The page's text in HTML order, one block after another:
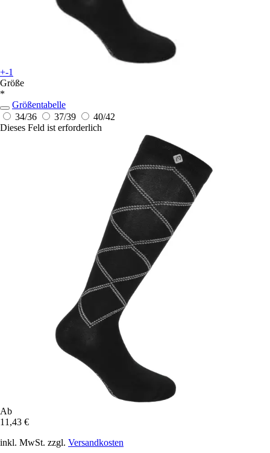
+-1
Größe
*
Größentabelle
34/36
37/39
40/42
Dieses Feld ist erforderlich
Ab
11,43 €
inkl. MwSt. zzgl. Versandkosten